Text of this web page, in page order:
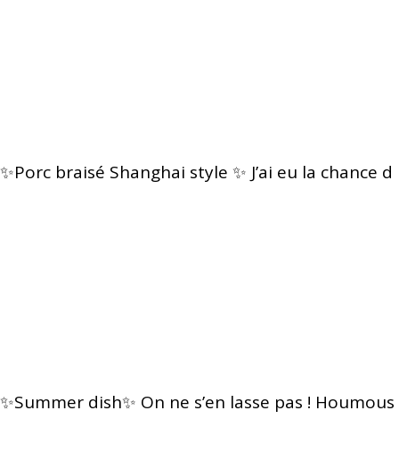
✨Porc braisé Shanghai style ✨ J’ai eu la chance d
✨Summer dish✨ On ne s’en lasse pas ! Houmous